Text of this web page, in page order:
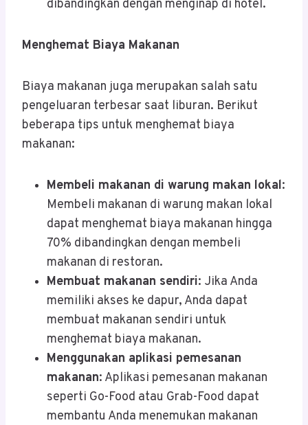
dibandingkan dengan menginap di hotel.
Menghemat Biaya Makanan
Biaya makanan juga merupakan salah satu
pengeluaran terbesar saat liburan. Berikut
beberapa tips untuk menghemat biaya
makanan:
Membeli makanan di warung makan lokal:
Membeli makanan di warung makan lokal
dapat menghemat biaya makanan hingga
70% dibandingkan dengan membeli
makanan di restoran.
Membuat makanan sendiri: Jika Anda
memiliki akses ke dapur, Anda dapat
membuat makanan sendiri untuk
menghemat biaya makanan.
Menggunakan aplikasi pemesanan
makanan: Aplikasi pemesanan makanan
seperti Go-Food atau Grab-Food dapat
membantu Anda menemukan makanan